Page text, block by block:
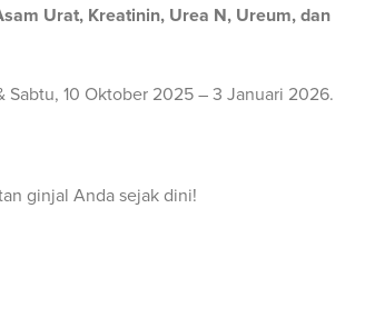
Urat, Kreatinin, Urea N, Ureum, dan
10 Oktober 2025 – 3 Januari 2026.
ginjal Anda sejak dini!